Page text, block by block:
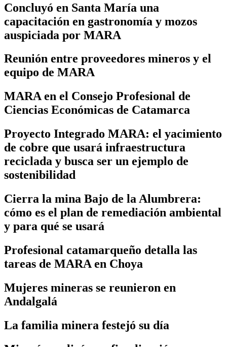
Concluyó en Santa María una
capacitación en gastronomía y mozos
auspiciada por MARA
Reunión entre proveedores mineros y el
equipo de MARA
MARA en el Consejo Profesional de
Ciencias Económicas de Catamarca
Proyecto Integrado MARA: el yacimiento
de cobre que usará infraestructura
reciclada y busca ser un ejemplo de
sostenibilidad
Cierra la mina Bajo de la Alumbrera:
cómo es el plan de remediación ambiental
y para qué se usará
Profesional catamarqueño detalla las
tareas de MARA en Choya
Mujeres mineras se reunieron en
Andalgalá
La familia minera festejó su día